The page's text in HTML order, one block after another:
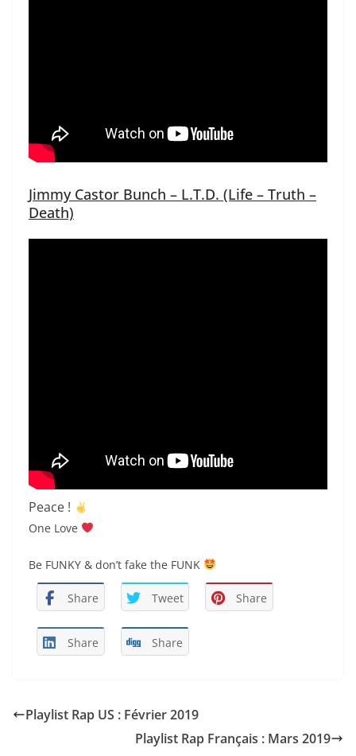
Jimmy Castor Bunch – L.T.D. (Life – Truth –
Death)
Peace !
One Love
Be FUNKY & don’t fake the FUNK
Share Tweet Share
Share Share
Playlist Rap US : Février 2019
Playlist Rap Français : Mars 2019